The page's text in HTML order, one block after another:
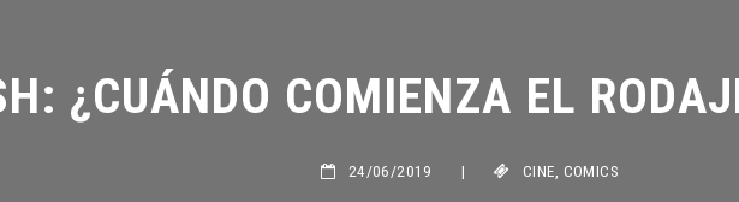
¿CUÁNDO COMIENZA EL